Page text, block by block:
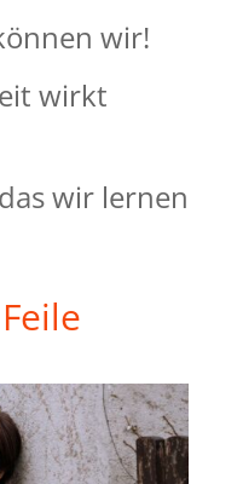
wir!
wirkt
wir lernen